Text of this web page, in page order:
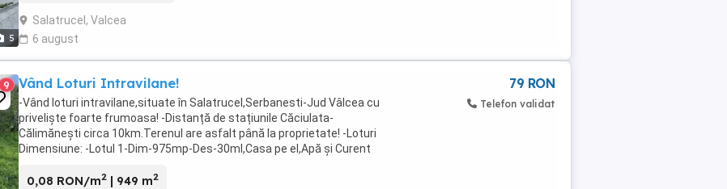
5
Salatrucel, Valcea
6 august
9 Vând Loturi Intravilane!
-Vând loturi intravilane,situate în Salatrucel,Serbanesti-Jud Vâlcea cu
priveliște foarte frumoasa! -Distanță de stațiunile Căciulata-
Călimănești circa 10km.Terenul are asfalt până la proprietate! -Loturi
Dimensiune: -Lotul 1-Dim-975mp-Des-30ml,Casa pe el,Apă și Curent
0,08 RON/m2 | 949 m2
79 RON
Telefon validat